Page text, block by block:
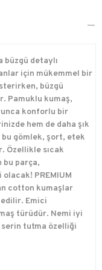
büzgü detaylı
için mükemmel bir
büzgü
Pamuklu kumaş,
konforlu bir
hem de daha şık
gömlek, şort, etek
Özellikle sıcak
bu parça,
PREMIUM
cotton kumaşlar
Emici
türüdür. Nemi iyi
serin tutma özelliği